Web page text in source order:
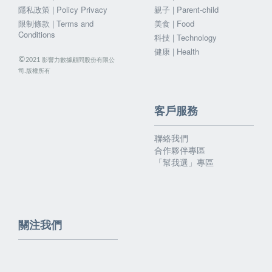
隱私政策 | Policy Privacy
限制條款 | Terms and
Conditions
©2021 影響力數據顧問股份有限公
司.版權所有
親子 | Parent-child
美食 | Food
科技 | Technology
健康 | Health
客戶服務
聯絡我們
合作夥伴專區
「幫我選」專區
關注我們